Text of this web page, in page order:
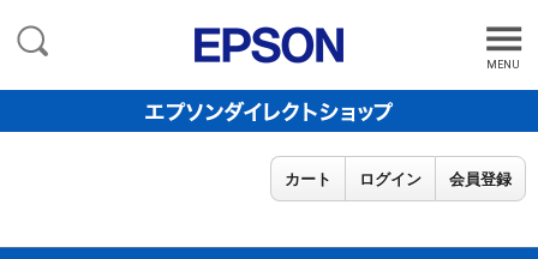
MENU
カート ログイン 会員登録